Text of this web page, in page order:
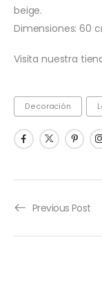
beige.
Dimensiones: 60
Visita nuestra
Decoración
Previous Post